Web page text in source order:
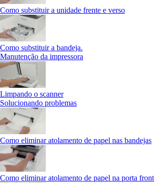
Como substituir a unidade frente e verso
Como substituir a bandeja.
Manutenção da impressora
Limpando o scanner
Solucionando problemas
Como eliminar atolamento de papel nas bandejas
Como eliminar atolamento de papel na porta